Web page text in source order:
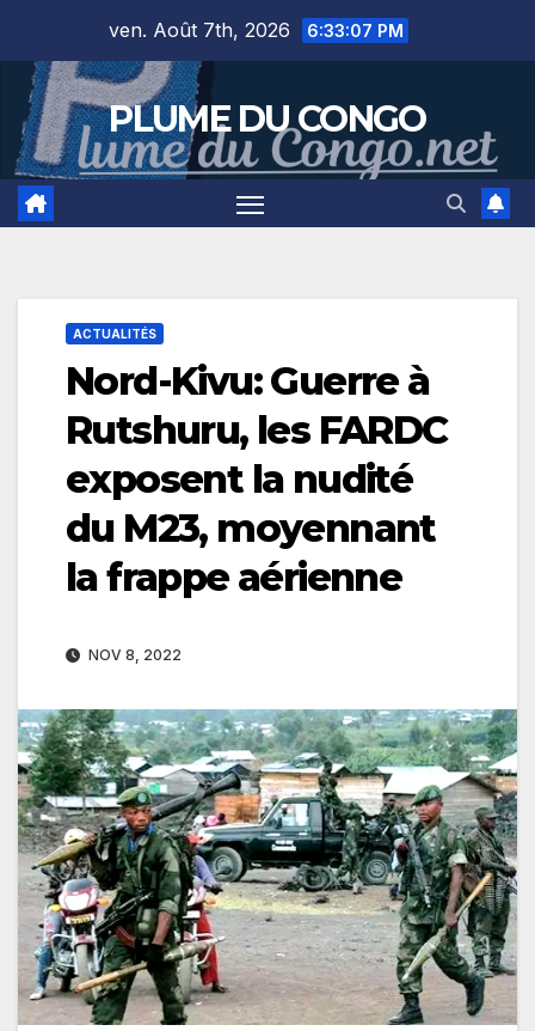
content
ven. Août 7th, 2026 6:33:07 PM
PLUME DU CONGO
ACTUALITÉS
Nord-Kivu: Guerre à
Rutshuru, les FARDC
exposent la nudité
du M23, moyennant
la frappe aérienne
NOV 8, 2022